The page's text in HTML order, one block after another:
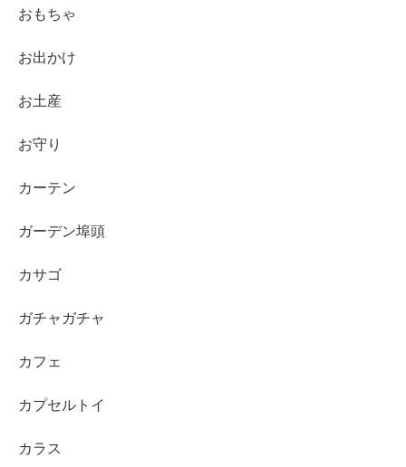
おもちゃ
お出かけ
お土産
お守り
カーテン
ガーデン埠頭
カサゴ
ガチャガチャ
カフェ
カプセルトイ
カラス